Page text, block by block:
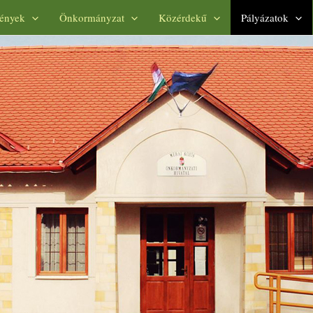
Önkormányzat Közérdekű Pályázatok